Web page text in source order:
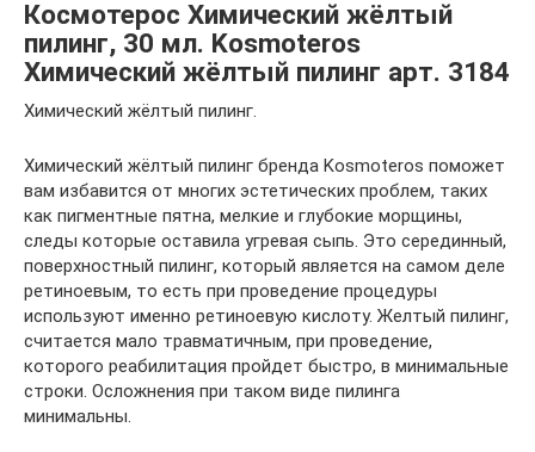
Космотерос Химический жёлтый
пилинг, 30 мл. Kosmoteros
Химический жёлтый пилинг арт. 3184
Химический жёлтый пилинг.
Химический жёлтый пилинг бренда Kosmoteros поможет
вам избавится от многих эстетических проблем, таких
как пигментные пятна, мелкие и глубокие морщины,
следы которые оставила угревая сыпь. Это серединный,
поверхностный пилинг, который является на самом деле
ретиноевым, то есть при проведение процедуры
используют именно ретиноевую кислоту. Желтый пилинг,
считается мало травматичным, при проведение,
которого реабилитация пройдет быстро, в минимальные
строки. Осложнения при таком виде пилинга
минимальны.